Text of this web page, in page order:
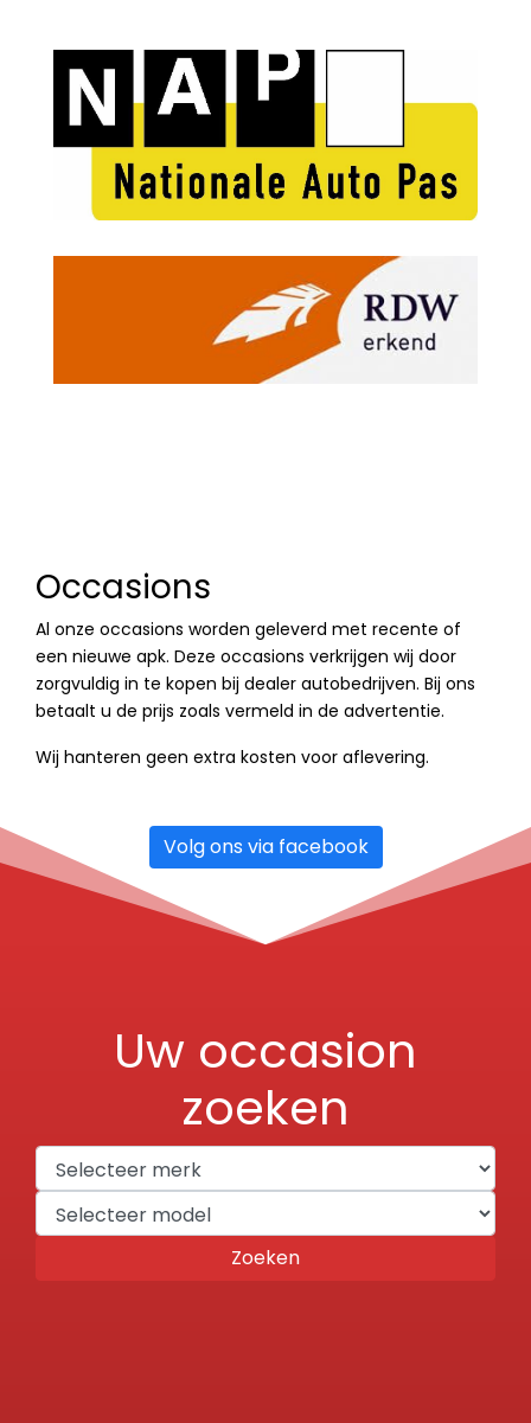
Occasions
Al onze occasions worden geleverd met recente of
een nieuwe apk. Deze occasions verkrijgen wij door
zorgvuldig in te kopen bij dealer autobedrijven. Bij ons
betaalt u de prijs zoals vermeld in de advertentie.
Wij hanteren geen extra kosten voor aflevering.
Volg ons via facebook
Uw occasion
zoeken
Zoeken